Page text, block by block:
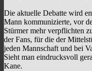
Die aktuelle Debatte wird
Mann kommunizierte, vor
Stürmer mehr verpflichten
der Fans, für die der
jeden Mannschaft und bei
Sieht man eindrucksvoll
Kane.